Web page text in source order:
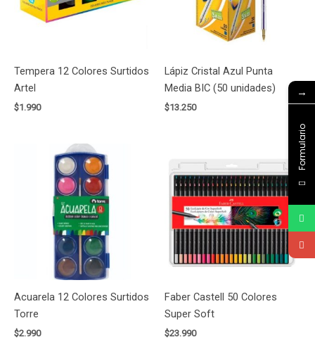
Tempera 12 Colores Surtidos
Artel
$1.990
Lápiz Cristal Azul Punta
Media BIC (50 unidades)
$13.250
Acuarela 12 Colores Surtidos
Torre
$2.990
Faber Castell 50 Colores
Super Soft
$23.990
→
Formulario